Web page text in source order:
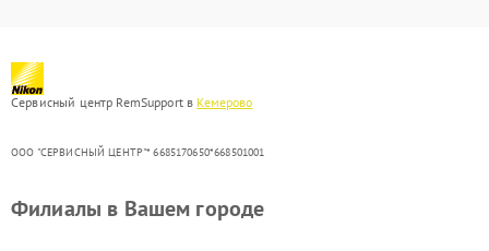
Сервисный центр RemSupport в Кемерово
ООО "СЕРВИСНЫЙ ЦЕНТР"* 6685170650*668501001
Филиалы в Вашем городе